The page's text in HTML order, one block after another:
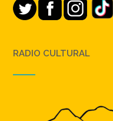
RADIO CULTURAL